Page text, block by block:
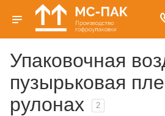
Упаковочная
пузырьковая
рулонах
2